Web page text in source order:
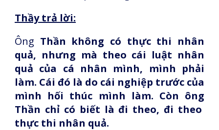
Thầy trả lời:
Ông Thần không có thực thi nhân
quả, nhưng mà theo cái luật nhân
quả của cá nhân mình, mình phải
làm. Cái đó là do cái nghiệp trước của
mình hối thúc mình làm. Còn ông
Thần chỉ có biết là đi theo, đi theo
thực thi nhân quả.